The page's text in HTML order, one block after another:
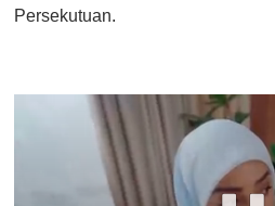
Persekutuan.